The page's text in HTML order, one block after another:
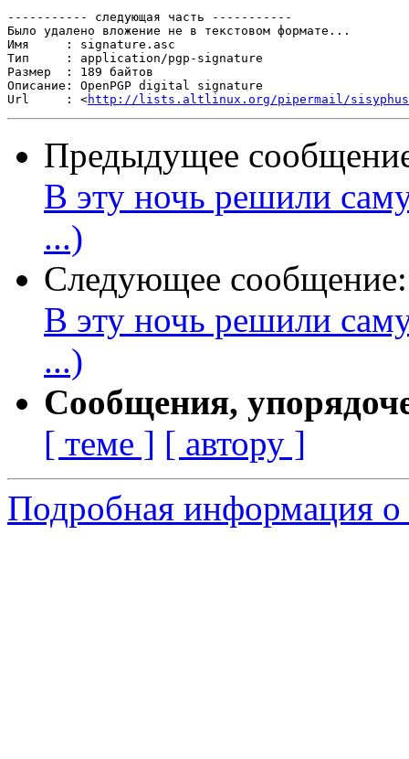
----------- следующая часть -----------
Было удалено вложение не в текстовом формате...
Имя     : signature.asc
Тип     : application/pgp-signature
Размер  : 189 байтов
Описание: OpenPGP digital signature
Url     : <http://lists.altlinux.org/pipermail/sisyphus/
Предыдущее
В эту ночь решили
...)
Следующее
В эту ночь решили
...)
Сообщения,
[ теме ] [ автору ]
Подробная информация о